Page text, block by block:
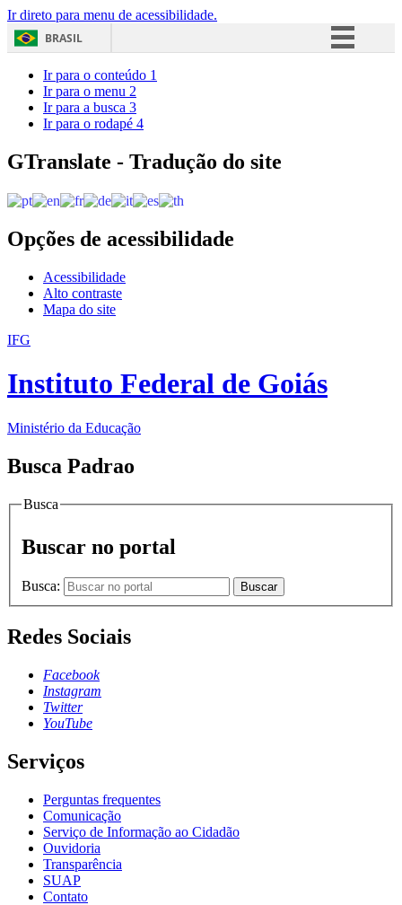
Ir direto para menu de acessibilidade.
BRASIL
Acesso à informação
Ir para o conteúdo 1
Ir para o menu 2
Ir para a busca 3
Ir para o rodapé 4
GTranslate - Tradução do site
Opções de acessibilidade
Acessibilidade
Alto contraste
Mapa do site
IFG
Instituto Federal de Goiás
Ministério da Educação
Busca Padrao
Busca
Buscar no portal
Busca: Buscar
Redes Sociais
Facebook
Instagram
Twitter
YouTube
Serviços
Perguntas frequentes
Comunicação
Serviço de Informação ao Cidadão
Ouvidoria
Transparência
SUAP
Contato